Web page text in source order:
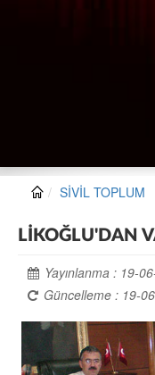
SİVİL TOPLUM
LİKOĞLU'DAN
Yayınlanma : 19-
Güncelleme : 19-